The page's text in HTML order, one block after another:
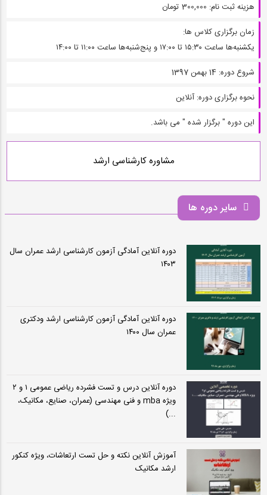
هزینه ثبت نام: 300,000 تومان
زمان برگزاری کلاس ها:
یکشنبه‌ها ساعت ۱۵:۳۰ تا ۱۷:۰۰ و پنج‌شنبه‌ها ساعت ۱۱:۰۰ تا ۱۴:۰۰
شروع دوره: 14 بهمن 1397
نحوه برگزاری دوره: آنلاین
این دوره " برگزار شده " می باشد.
مشاوره کارشناسی ارشد
سایر دوره ها
دوره آنلاین آمادگی آزمون کارشناسی ارشد عمران سال
۱۴۰۳
دوره آنلاین آمادگی آزمون کارشناسی ارشد ودکتری
عمران سال ۱۴۰۰
دوره آنلاین درس و تست فشرده ریاضی عمومی ۱ و ۲
ویژه mba و فنی مهندسی (عمران، صنایع، مکانیک،
...)
آموزش آنلاین نکته و حل تست ارتعاشات، ویژه کنکور
ارشد مکانیک